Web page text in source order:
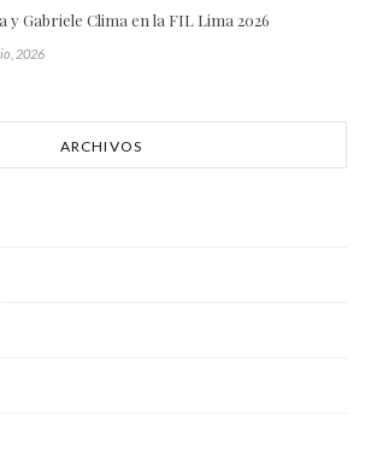
y Gabriele Clima en la FIL Lima 2026
2026
ARCHIVOS